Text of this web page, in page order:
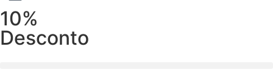
10%
Desconto